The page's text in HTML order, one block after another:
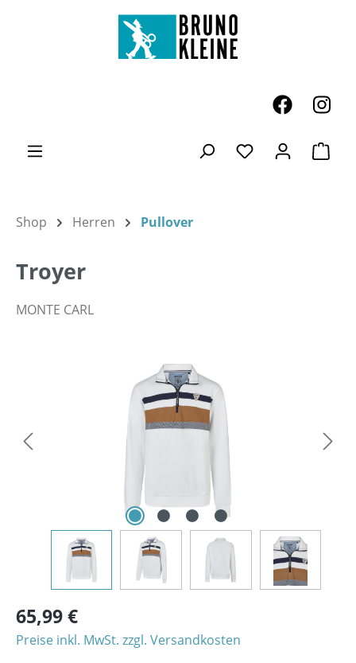
Zum Hauptinhalt springen
Du hast 0
Shop Herren Pullover
Troyer
MONTE CARL
Bildergalerie überspringen
65,99 €
Preise inkl. MwSt. zzgl. Versandkosten